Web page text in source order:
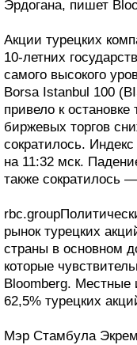
Эрдогана, пишет
Акции турецких
10-летних
самого высокого
Borsa Istanbul 100
привело к
биржевых торгов
сократилось.
на 11:32 мск.
также сократилось
рынок турецких
страны в основном
которые
Bloomberg. Местные
62,5% турецких
Мэр Стамбула